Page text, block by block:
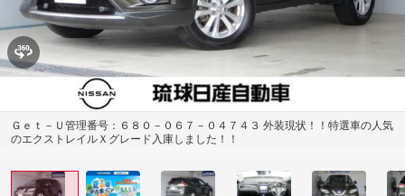
Ｇｅｔ－Ｕ管理番号：６８０－０６７－０４７４３ 外装現状！！特選車の人気
のエクストレイルＸグレード入庫しました！！